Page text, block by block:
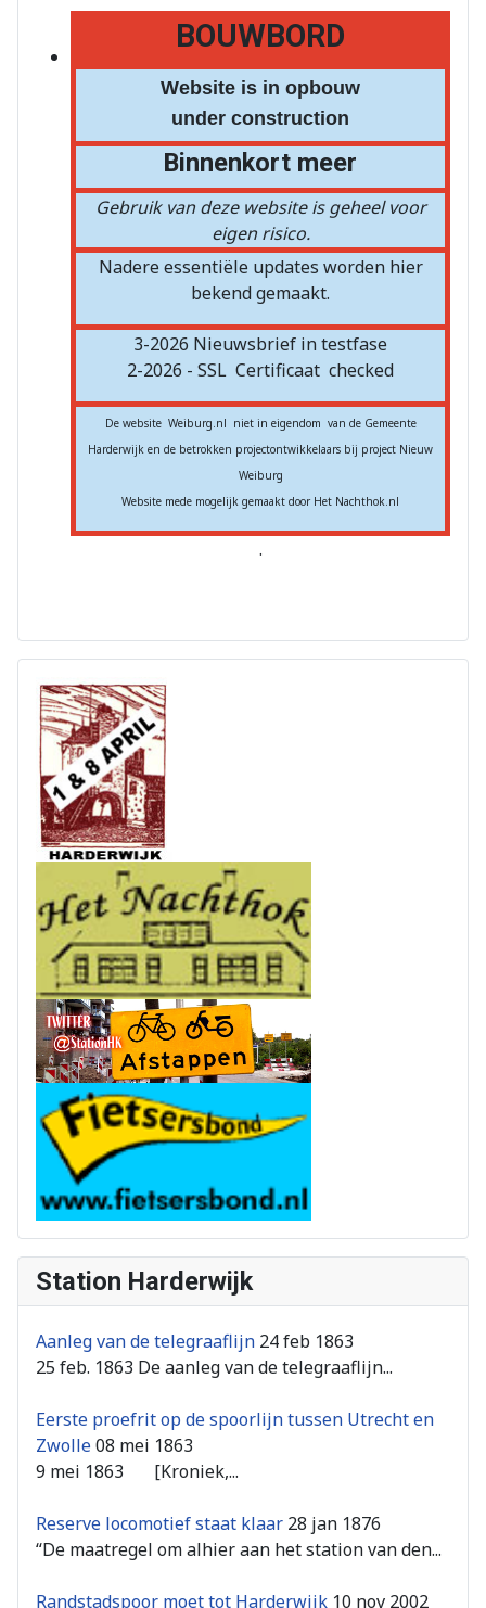
BOUWBORD
Website is in opbouw
under construction
Binnenkort meer
Gebruik van deze website is geheel voor
eigen risico.
Nadere essentiële updates worden hier
bekend gemaakt.
3-2026 Nieuwsbrief in testfase
2-2026 - SSL Certificaat checked
De website Weiburg.nl niet in eigendom van de Gemeente
Harderwijk en de betrokken projectontwikkelaars bij project Nieuw
Weiburg
Website mede mogelijk gemaakt door Het Nachthok.nl
.
Station Harderwijk
Aanleg van de telegraaflijn 24 feb 1863
25 feb. 1863 De aanleg van de telegraaflijn...
Eerste proefrit op de spoorlijn tussen Utrecht en
Zwolle08 mei 1863
9 mei 1863 [Kroniek,...
Reserve locomotief staat klaar 28 jan 1876
“De maatregel om alhier aan het station van den...
Randstadspoor moet tot Harderwijk 10 nov 2002